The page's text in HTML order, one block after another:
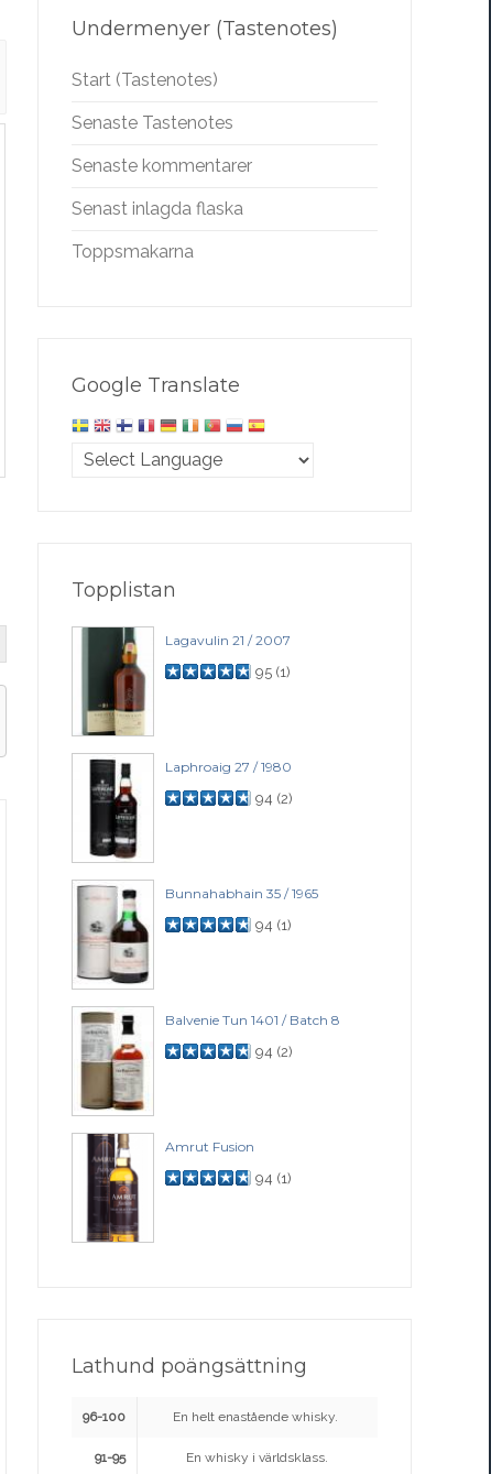
Undermenyer (Tastenotes)
Start (Tastenotes)
Senaste Tastenotes
Senaste kommentarer
Senast inlagda flaska
Toppsmakarna
Google Translate
Topplistan
Lagavulin 21 / 2007
95 (1)
Laphroaig 27 / 1980
94 (2)
Bunnahabhain 35 / 1965
94 (1)
Balvenie Tun 1401 / Batch 8
94 (2)
Amrut Fusion
94 (1)
Lathund poängsättning
96-100 En helt enastående whisky.
91-95 En whisky i världsklass.